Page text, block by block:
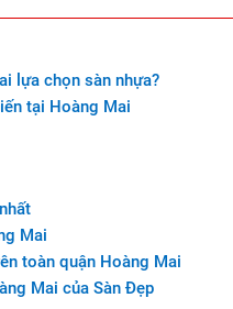
lựa chọn sàn nhựa?
tại Hoàng Mai
Mai
toàn quận Hoàng Mai
Mai của Sàn Đẹp